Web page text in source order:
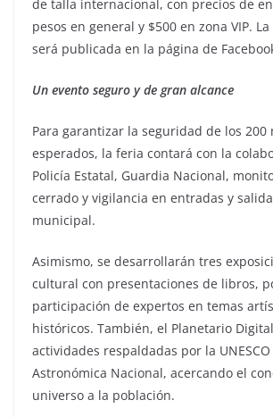
de talla internacional, con precios de
pesos en general y $500 en zona VIP.
será publicada en la página de
Un evento seguro y de gran alcance
Para garantizar la seguridad de los 200
esperados, la feria contará con la
Policía Estatal, Guardia Nacional,
cerrado y vigilancia en entradas y
municipal.
Asimismo, se desarrollarán tres
cultural con presentaciones de libros,
participación de expertos en temas
históricos. También, el Planetario
actividades respaldadas por la
Astronómica Nacional, acercando el
universo a la población.